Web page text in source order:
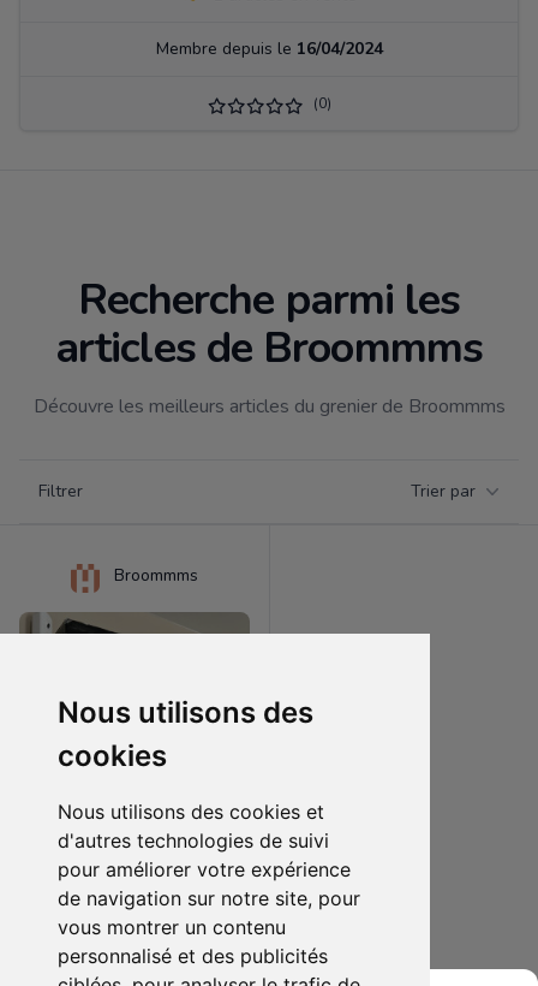
Nous utilisons des
cookies
Nous utilisons des cookies et
d'autres technologies de suivi
pour améliorer votre expérience
de navigation sur notre site, pour
vous montrer un contenu
personnalisé et des publicités
Membre depuis le 16/04/2024
(0)
Recherche parmi les
articles de Broommms
Découvre les meilleurs articles du grenier de Broommms
Filtrer Trier par
Broommms
1000.00 € 0
Star Wars IV
Ajouter au lot